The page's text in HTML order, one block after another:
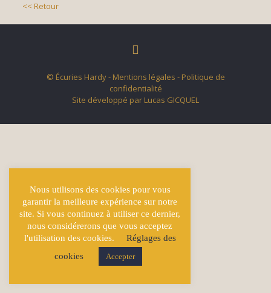
<< Retour
© Écuries Hardy - Mentions légales - Politique de
confidentialité
Site développé par Lucas GICQUEL
Nous utilisons des cookies pour vous
garantir la meilleure expérience sur notre
site. Si vous continuez à utiliser ce dernier,
nous considérerons que vous acceptez
l'utilisation des cookies.
Réglages des
cookies
Accepter